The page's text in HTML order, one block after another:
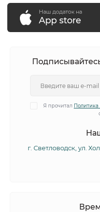
Наш додаток на
App store
Я прочитал
г. Светловодск, ул.